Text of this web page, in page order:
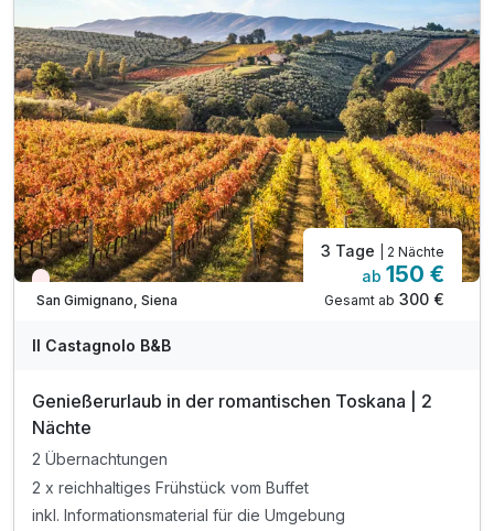
Nur noch Restplätze
San Gimignano, Siena
3 Tage | 2 Nächte
ab 150 €
Gesamt ab 300 €
Il Castagnolo B&B
Genießerurlaub in der romantischen Toskana | 2
Nächte
2 Übernachtungen
2 x reichhaltiges Frühstück vom Buffet
inkl. Informationsmaterial für die Umgebung